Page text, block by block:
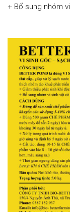
+ Bổ sung nhóm